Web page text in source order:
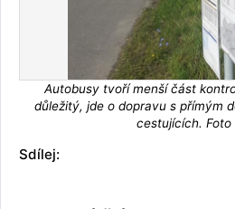
Autobusy tvoří menší část
důležitý, jde o dopravu s přímým
cestujících. Foto
Sdílej: